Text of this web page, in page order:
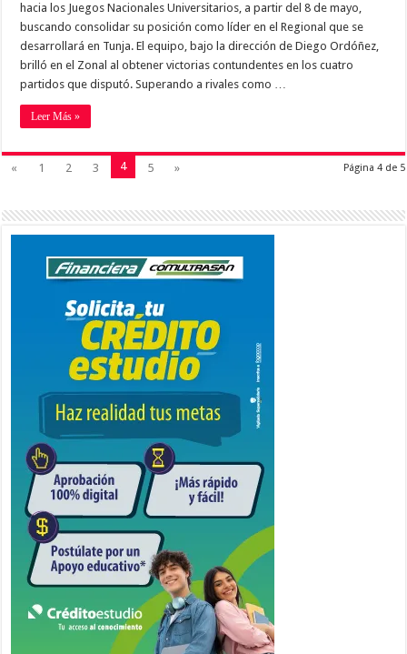
hacia los Juegos Nacionales Universitarios, a partir del 8 de mayo,
buscando consolidar su posición como líder en el Regional que se
desarrollará en Tunja. El equipo, bajo la dirección de Diego Ordóñez,
brilló en el Zonal al obtener victorias contundentes en los cuatro
partidos que disputó. Superando a rivales como …
Leer Más »
Página 4 de 5
« 1 2 3 4 5 »